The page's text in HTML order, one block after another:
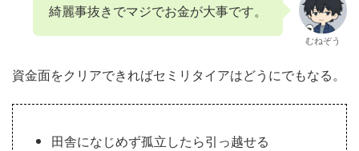
綺麗事抜きでマジでお金が大事です。
むねぞう
資金面をクリアできればセミリタイアはどうにでもなる。
田舎になじめず孤立したら引っ越せる